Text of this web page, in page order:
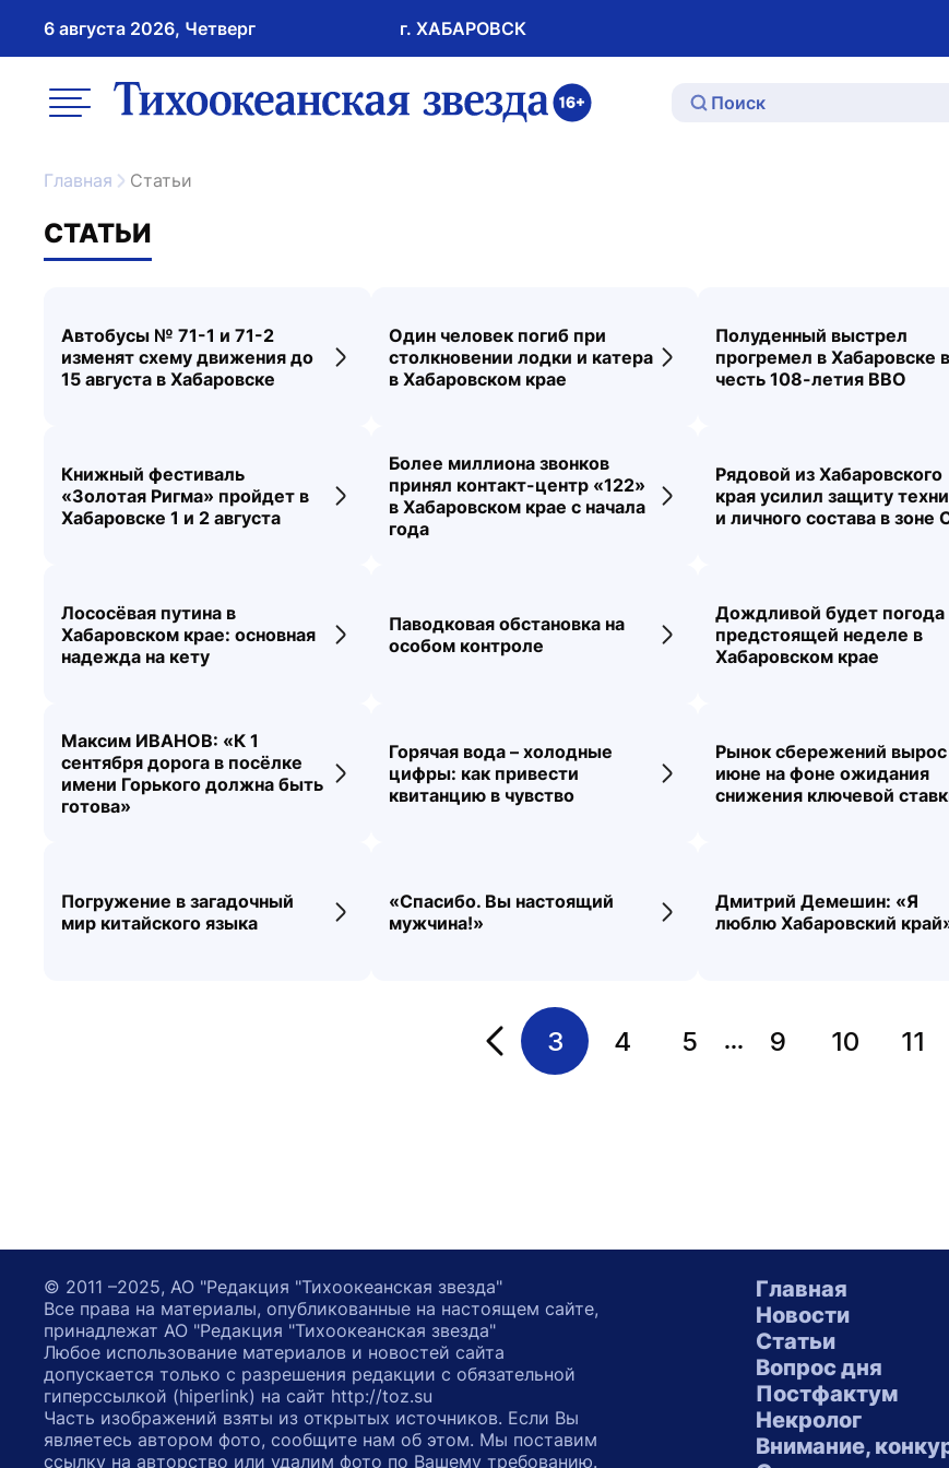
6 августа 2026, Четверг г. ХАБАРОВСК
меню ссылка на главную
Главная Статьи
СТАТЬИ
Автобусы № 71-1 и 71-2
изменят схему движения до
15 августа в Хабаровске
Переход к новости
Один человек погиб при
столкновении лодки и катера
в Хабаровском крае
Переход к новости
Полуденный выстрел
прогремел в Хабаровске в
честь 108-летия ВВО
Книжный фестиваль
«Золотая Ригма» пройдет в
Хабаровске 1 и 2 августа
Переход к новости
Более миллиона звонков
принял контакт-центр «122»
в Хабаровском крае с начала
года
Переход к новости
Рядовой из Хабаровского
края усилил защиту
и личного состава в зоне
Лососёвая путина в
Хабаровском крае: основная
надежда на кету
Переход к новости
Паводковая обстановка на
особом контроле
Переход к новости
Дождливой будет погода
предстоящей неделе в
Хабаровском крае
Максим ИВАНОВ: «К 1
сентября дорога в посёлке
имени Горького должна быть
готова»
Переход к новости
Горячая вода – холодные
цифры: как привести
квитанцию в чувство
Переход к новости
Рынок сбережений вырос
июне на фоне ожидания
снижения ключевой
Погружение в загадочный
мир китайского языка
Переход к новости
«Спасибо. Вы настоящий
мужчина!»
Переход к новости
Дмитрий Демешин: «Я
люблю Хабаровский
Переход на страницу
3 4 5 ... 9 10 11
Главная
Новости
Статьи
Вопрос дня
Постфактум
Некролог
Внимание,
© 2011 –2025, АО "Редакция "Тихоокеанская звезда"
Все права на материалы, опубликованные на настоящем сайте,
принадлежат АО "Редакция "Тихоокеанская звезда"
Любое использование материалов и новостей сайта
допускается только с разрешения редакции с обязательной
гиперссылкой (hiperlink) на сайт http://toz.su
Часть изображений взяты из открытых источников. Если Вы
являетесь автором фото, сообщите нам об этом. Мы поставим
ссылку на авторство или удалим фото по Вашему требованию.